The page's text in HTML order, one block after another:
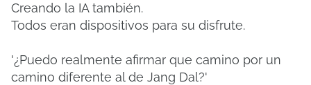
Creando la IA también.
Todos eran dispositivos para su disfrute.
'¿Puedo realmente afirmar que camino por un
camino diferente al de Jang Dal?'